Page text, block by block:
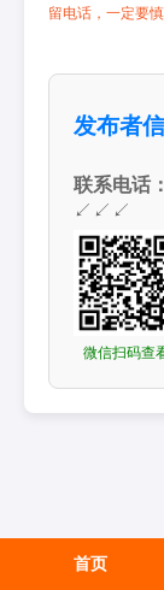
留电话，一定要慎
发布者
联系电话：
↙↙↙
微信扫码查
首页